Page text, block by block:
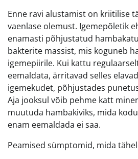
Enne ravi alustamist on kriitilise
vaenlase olemust. Igemepõletik
enamasti põhjustatud
bakterite massist, mis koguneb
igemepiirile. Kui kattu
eemaldata, ärritavad selles
igemekudet, põhjustades
Aja jooksul võib pehme katt
muutuda hambakiviks, mida
enam eemaldada ei saa.
Peamised sümptomid, mida